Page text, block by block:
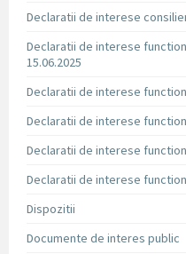
Declaratii de interese
Declaratii de interese
15.06.2025
Declaratii de interese
Declaratii de interese
Declaratii de interese
Declaratii de interese
Dispozitii
Documente de interes public